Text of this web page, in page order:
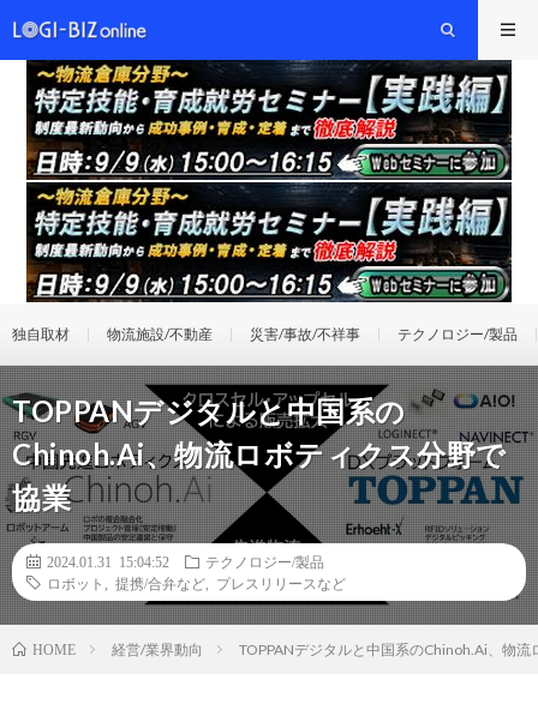
独自取材 物流施設/不動産 災害/事故/不祥事 テクノロジー/製品
TOPPANデジタルと中国系の
Chinoh.Ai、物流ロボティクス分野で
協業
2024.01.31 15:04:52
テクノロジー/製品
ロボット
提携/合弁など プレスリリースなど
HOME 経営/業界動向 TOPPANデジタルと中国系のChinoh.Ai、物